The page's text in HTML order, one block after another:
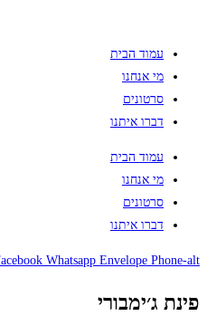
עמוד הבית
מי אנחנו
סרטונים
דברו איתנו
עמוד הבית
מי אנחנו
סרטונים
דברו איתנו
Whatsapp Envelope Phone-alt
פינת ג׳ימבורי